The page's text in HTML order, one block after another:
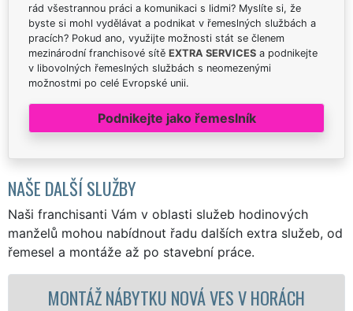
rád všestrannou práci a komunikaci s lidmi? Myslíte si, že
byste si mohl vydělávat a podnikat v řemeslných službách a
pracích? Pokud ano, využijte možnosti stát se členem
mezinárodní franchisové sítě EXTRA SERVICES a podnikejte
v libovolných řemeslných službách s neomezenými
možnostmi po celé Evropské unii.
Podnikejte jako řemeslník
NAŠE DALŠÍ SLUŽBY
Naši franchisanti Vám v oblasti služeb hodinových
manželů mohou nabídnout řadu dalších extra služeb, od
řemesel a montáže až po stavební práce.
NOVÁ VES V HORÁCH MONTÁŽ